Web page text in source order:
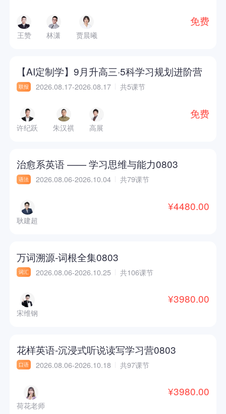
王赞 林潇 贾晨曦
免费
【AI定制学】9月升高三·5科学习规划进阶营
联报 2026.08.17-2026.08.17 共5课节
许纪跃 朱汉祺 高展
免费
治愈系英语 —— 学习思维与能力0803
语法 2026.08.06-2026.10.04 共79课节
耿建超
¥4480.00
万词溯源-词根全集0803
词汇 2026.08.06-2026.10.25 共106课节
宋维钢
¥3980.00
花样英语-沉浸式听说读写学习营0803
口语 2026.08.06-2026.10.18 共97课节
荷花老师
¥3980.00